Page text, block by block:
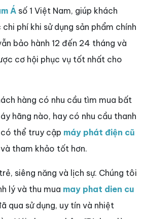
Á số 1 Việt Nam, giúp khách
phí khi sử dụng sản phẩm chính
bảo hành 12 đến 24 tháng và
cơ hội phục vụ tốt nhất cho
hàng có nhu cầu tìm mua bất
hãng nào, hay có nhu cầu thanh
thể truy cập máy phát điện cũ
tham khảo tốt hơn.
siêng năng và lịch sự. Chúng tôi
lý và thu mua may phat dien cu
qua sử dụng, uy tín và nhiệt